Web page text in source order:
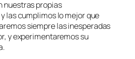
nuestras propias
las cumplimos lo mejor que
siempre las inesperadas
y experimentaremos su